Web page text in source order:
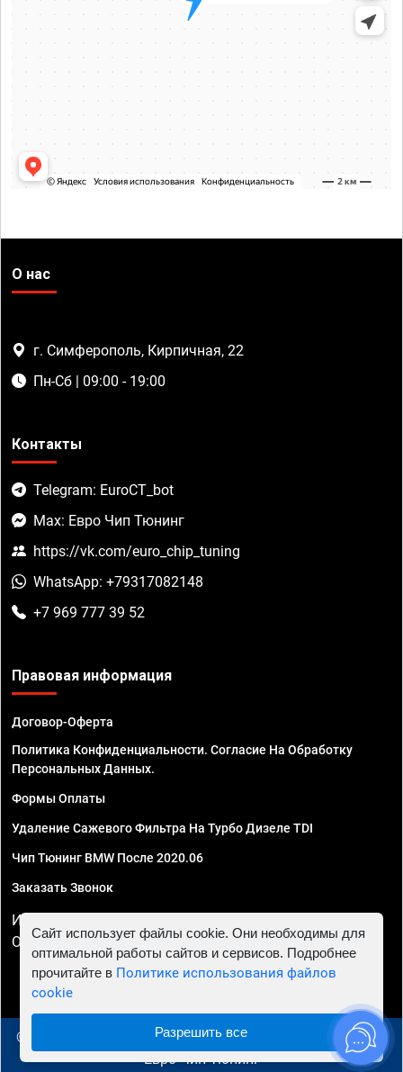
О нас
г. Симферополь, Кирпичная, 22
Пн-Сб | 09:00 - 19:00
Контакты
Telegram: EuroCT_bot
Max: Евро Чип Тюнинг
https://vk.com/euro_chip_tuning
WhatsApp: +79317082148
+7 969 777 39 52
Правовая информация
Договор-Оферта
Политика Конфиденциальности. Согласие На Обработку
Персональных Данных.
Формы Оплаты
Удаление Сажевого Фильтра На Турбо Дизеле TDI
Чип Тюнинг BMW После 2020.06
Заказать Звонок
ИП Смирнов Георгий Павлович. ИНН 781302555843,
ОГРНИП 324470400032610
© 2010 - 2026 Чип тюнинг в Симферополе - Автосервис
"Евро Чип Тюнинг"
Сайт использует файлы cookie. Они необходимы для
оптимальной работы сайтов и сервисов. Подробнее
прочитайте в Политике использования файлов
cookie
Разрешить все